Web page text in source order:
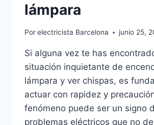
lámpara
Porelectricista Barcelona junio 25,
Si alguna vez te has
situación inquietante de
lámpara y ver chispas, es
actuar con rapidez y
fenómeno puede ser un signo
problemas eléctricos que no